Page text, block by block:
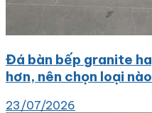
Đá bàn bếp granite
hơn, nên chọn loại
23/07/2026